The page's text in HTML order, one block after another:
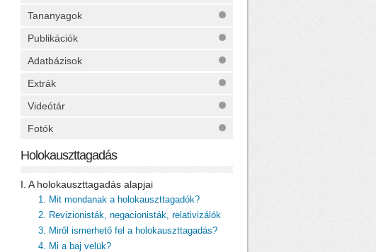
Tananyagok
Publikációk
Adatbázisok
Extrák
Videótár
Fotók
Holokauszttagadás
I. A holokauszttagadás alapjai
1. Mit mondanak a holokauszttagadók?
2. Revizionisták, negacionisták, relativizálók
3. Miről ismerhető fel a holokauszttagadás?
4. Mi a baj velük?